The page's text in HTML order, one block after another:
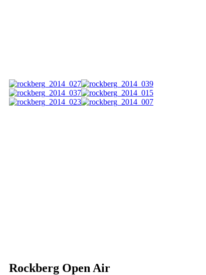
Rockberg Open Air